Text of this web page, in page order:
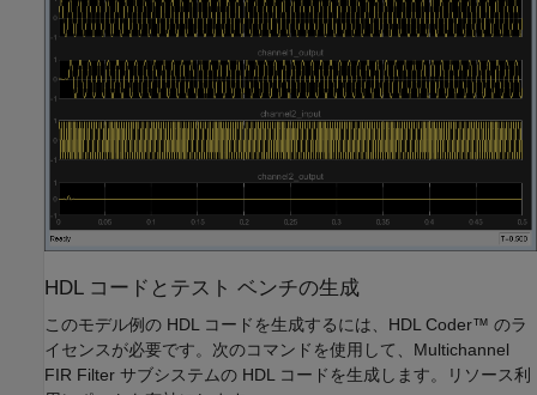
HDL コードとテスト ベンチの生成
このモデル例の HDL コードを生成するには、HDL Coder™ のラ
イセンスが必要です。次のコマンドを使用して、Multichannel
FIR Filter サブシステムの HDL コードを生成します。リソース利